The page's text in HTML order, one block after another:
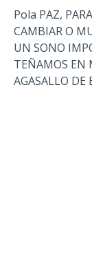
Pola PAZ,
CAMBIAR O
UN SONO
TEÑAMOS EN
AGASALLO DE